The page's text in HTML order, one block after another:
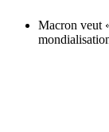
Macron veut